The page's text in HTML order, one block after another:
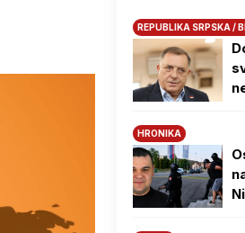
REPUBLIKA SRPSKA /
HRONIKA